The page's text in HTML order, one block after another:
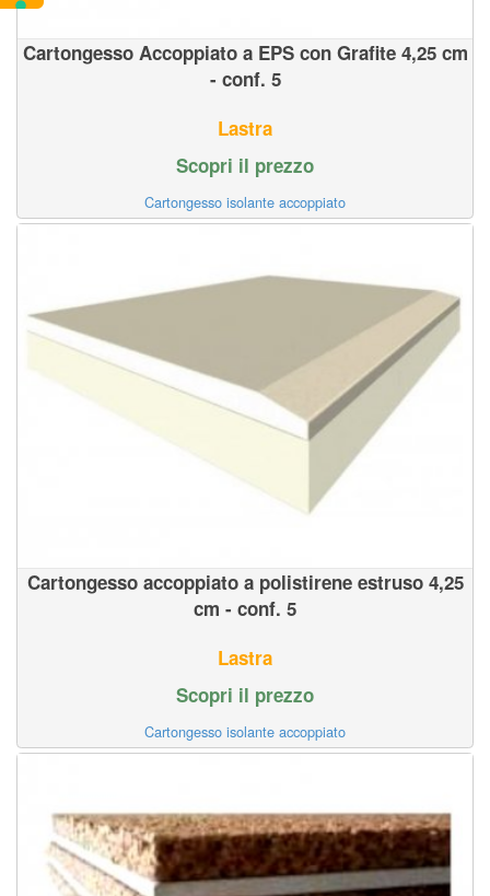
Cartongesso Accoppiato a EPS con Grafite 4,25 cm
- conf. 5
Lastra
Scopri il prezzo
Cartongesso isolante accoppiato
Cartongesso accoppiato a polistirene estruso 4,25
cm - conf. 5
Lastra
Scopri il prezzo
Cartongesso isolante accoppiato